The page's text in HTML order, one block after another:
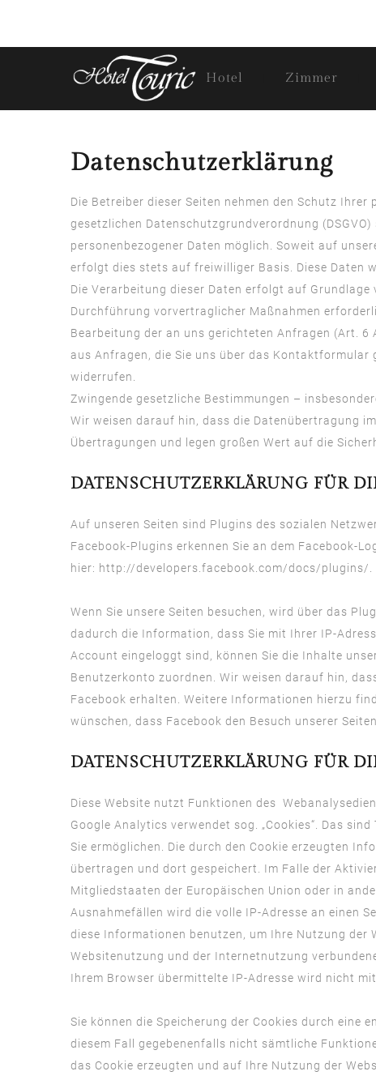
Hotel Zimmer
Datenschutzerklärung
Die Betreiber dieser Seiten nehmen den Schutz
gesetzlichen Datenschutzgrundverordnung
personenbezogener Daten möglich. Soweit auf
erfolgt dies stets auf freiwilliger Basis. Diese Daten
Die Verarbeitung dieser Daten erfolgt auf
Durchführung vorvertraglicher Maßnahmen
Bearbeitung der an uns gerichteten Anfragen (Art. 6
aus Anfragen, die Sie uns über das Kontaktformular
widerrufen.
Zwingende gesetzliche Bestimmungen –
Wir weisen darauf hin, dass die Datenübertragung
Übertragungen und legen großen Wert auf die
DATENSCHUTZERKLÄRUNG FÜR
Auf unseren Seiten sind Plugins des sozialen
Facebook-Plugins erkennen Sie an dem Facebook-
hier: http://developers.facebook.com/docs/plugins/
Wenn Sie unsere Seiten besuchen, wird über das
dadurch die Information, dass Sie mit Ihrer IP-
Account eingeloggt sind, können Sie die Inhalte
Benutzerkonto zuordnen. Wir weisen darauf hin,
Facebook erhalten. Weitere Informationen hierzu
wünschen, dass Facebook den Besuch unserer
DATENSCHUTZERKLÄRUNG FÜR
Diese Website nutzt Funktionen des
Google Analytics verwendet sog. „Cookies“. Das
Sie ermöglichen. Die durch den Cookie erzeugten
übertragen und dort gespeichert. Im Falle der
Mitgliedstaaten der Europäischen Union oder in
Ausnahmefällen wird die volle IP-Adresse an einen
diese Informationen benutzen, um Ihre Nutzung der
Websitenutzung und der Internetnutzung
Ihrem Browser übermittelte IP-Adresse wird nicht
Sie können die Speicherung der Cookies durch eine
diesem Fall gegebenenfalls nicht sämtliche
das Cookie erzeugten und auf Ihre Nutzung der